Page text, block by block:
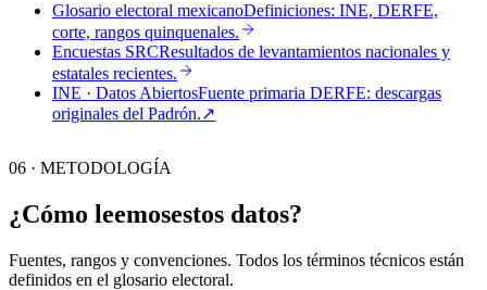
Glosario electoral mexicanoDefiniciones: INE, DERFE,
corte, rangos quinquenales.
Encuestas SRCResultados de levantamientos nacionales y
estatales recientes.
INE · Datos AbiertosFuente primaria DERFE: descargas
originales del Padrón.↗︎
06 · METODOLOGÍA
¿Cómo leemosestos datos?
Fuentes, rangos y convenciones. Todos los términos técnicos están
definidos en el glosario electoral.